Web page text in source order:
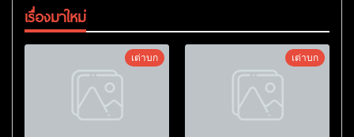
เรื่องมาใหม่
เต่าบก เต่าบก